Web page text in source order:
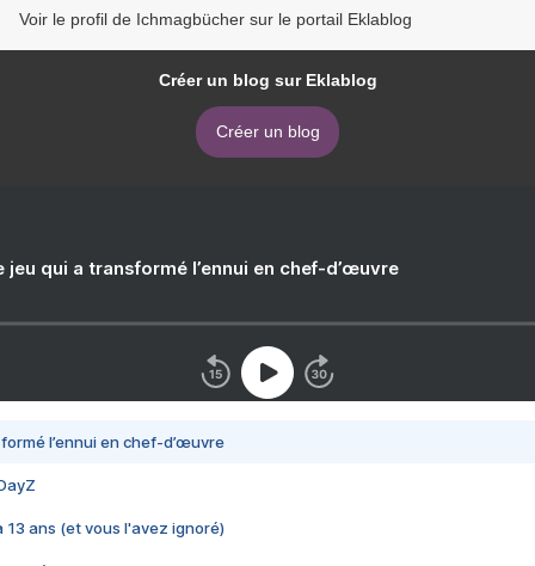
Voir le profil de Ichmagbücher sur le portail Eklablog
Créer un blog sur Eklablog
Créer un blog
jeu qui a transformé l’ennui en chef-d’œuvre
l’ennui en chef-d’œuvre
13 ans (et vous l'avez ignoré)